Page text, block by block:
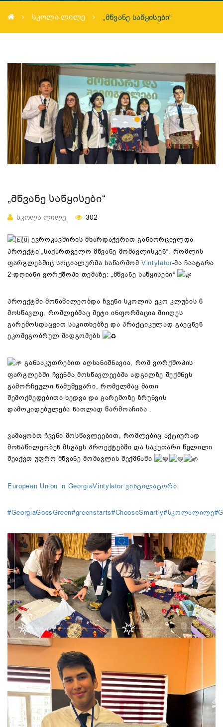
ᲡᲙᲝᲚᲐ ᲚᲘᲚᲔ „ᲛᲬᲕᲐᲜᲔ ᲡᲐᲬᲧᲘᲡᲔᲑᲘ“
„ᲛᲬᲕᲐᲜᲔ ᲡᲐᲬᲧᲘᲡᲔᲑᲘ“
ᲡᲙᲝᲚᲐ ᲚᲘᲚᲔ 302
ევროკავშირის მხარდაჭერით განხორციელდა
პროექტი „საქართველო მწვანე მომავლისკენ“, რომლის
ფარგლებშიც სოციალურმა საწარმომVintylator-მა ჩაატარა
2-დღიანი ვორქშოპი თემაზე: „მწვანე საწყისები“
პროექტში მონაწილეობდა ჩვენი სკოლის ეკო კლუბის 6
მოსწავლე, რომლებმაც მეტი ინფორმაცია მიიღეს
გარემოსდაცვით საკითხებზე და პრაქტიკულად გაეცნენ
ეკომეგობრულ მიდგომებს
განსაკუთრებით აღსანიშნავია, რომ ვორქშოპის
ფარგლებში ჩვენმა მოსწავლეებმა ადგილზე შექმნეს
გამორჩეული ნამუშევარი, რომელმაც მათი
შემოქმედებითი ხედვა და გარემოზე ზრუნვის
დამოკიდებულება ნათლად წარმოაჩინა .
ვამაყობთ ჩვენი მოსწავლეებით, რომლებიც აქტიურად
მონაწილეობენ მსგავს პროექტებში და საკუთარი წვლილი
შეაქვთ უფრო მწვანე მომავლის შექმნაში
European Union in GeorgiaVintylator ვინტილატორი
#GeorgiaGoesGreen#greenstarts#ChooseSmartly#სკოლალილე